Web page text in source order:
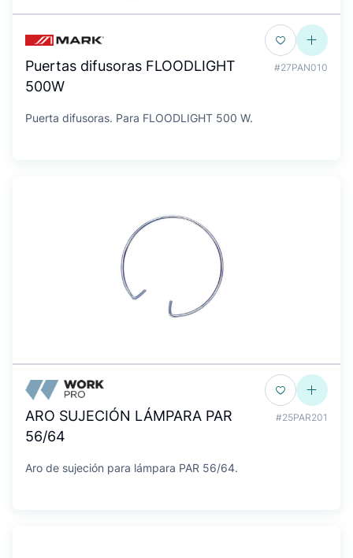
Puertas difusoras FLOODLIGHT
500W
#27PAN010
Puerta difusoras. Para FLOODLIGHT 500 W.
ARO SUJECIÓN LÁMPARA PAR
56/64
#25PAR201
Aro de sujeción para lámpara PAR 56/64.